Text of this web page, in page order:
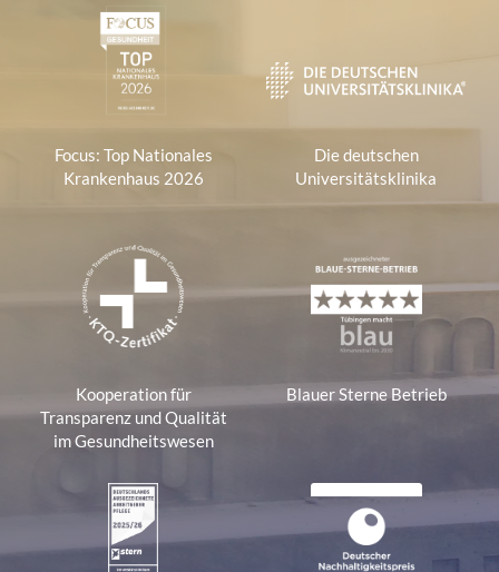
Focus: Top Nationales
Krankenhaus 2026
Die deutschen
Universitätsklinika
Kooperation für
Transparenz und Qualität
im Gesundheitswesen
Blauer Sterne Betrieb